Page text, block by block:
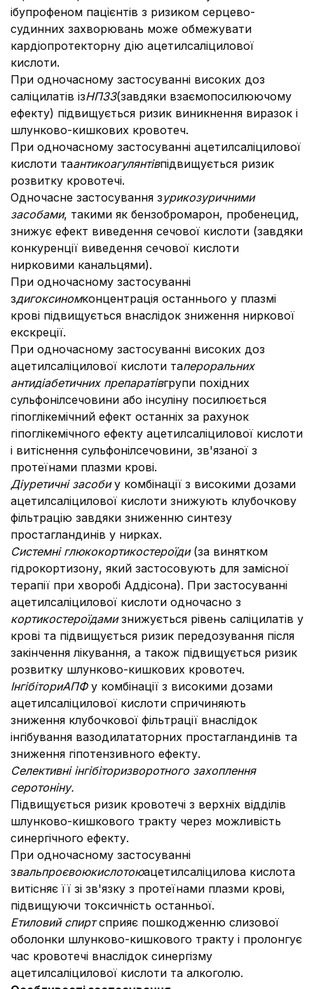
ібупрофеном пацієнтів з ризиком серцево-
судинних захворювань може обмежувати
кардіопротекторну дію ацетилсаліцилової
кислоти.
При одночасному застосуванні високих доз
саліцилатів ізНПЗЗ(завдяки взаємопосилюючому
ефекту) підвищується ризик виникнення виразок і
шлунково-кишкових кровотеч.
При одночасному застосуванні ацетилсаліцилової
кислоти таантикоагулянтівпідвищується ризик
розвитку кровотечі.
Одночасне застосування зурикозуричними
засобами, такими як бензобромарон, пробенецид,
знижує ефект виведення сечової кислоти (завдяки
конкуренції виведення сечової кислоти
нирковими канальцями).
При одночасному застосуванні
здигоксиномконцентрація останнього у плазмі
крові підвищується внаслідок зниження ниркової
екскреції.
При одночасному застосуванні високих доз
ацетилсаліцилової кислоти тапероральних
антидіабетичних препаратівгрупи похідних
сульфонілсечовини або інсуліну посилюється
гіпоглікемічний ефект останніх за рахунок
гіпоглікемічного ефекту ацетилсаліцилової кислоти
і витіснення сульфонілсечовини, зв'язаної з
протеїнами плазми крові.
Діуретичні засобиу комбінації з високими дозами
ацетилсаліцилової кислоти знижують клубочкову
фільтрацію завдяки зниженню синтезу
простагландинів у нирках.
Системні глюкокортикостероїди(за винятком
гідрокортизону, який застосовують для замісної
терапії при хворобі Аддісона). При застосуванні
ацетилсаліцилової кислоти одночасно з
кортикостероїдамизнижується рівень саліцилатів у
крові та підвищується ризик передозування після
закінчення лікування, а також підвищується ризик
розвитку шлунково-кишкових кровотеч.
ІнгібіториАПФу комбінації з високими дозами
ацетилсаліцилової кислоти спричиняють
зниження клубочкової фільтрації внаслідок
інгібування вазодилататорних простагландинів та
зниження гіпотензивного ефекту.
Селективні інгібіторизворотного захоплення
серотоніну.
Підвищується ризик кровотечі з верхніх відділів
шлунково-кишкового тракту через можливість
синергічного ефекту.
При одночасному застосуванні
звальпроєвоюкислотоюацетилсаліцилова кислота
витісняє її зі зв'язку з протеїнами плазми крові,
підвищуючи токсичність останньої.
Етиловий спиртсприяє пошкодженню слизової
оболонки шлунково-кишкового тракту і пролонгує
час кровотечі внаслідок синергізму
ацетилсаліцилової кислоти та алкоголю.